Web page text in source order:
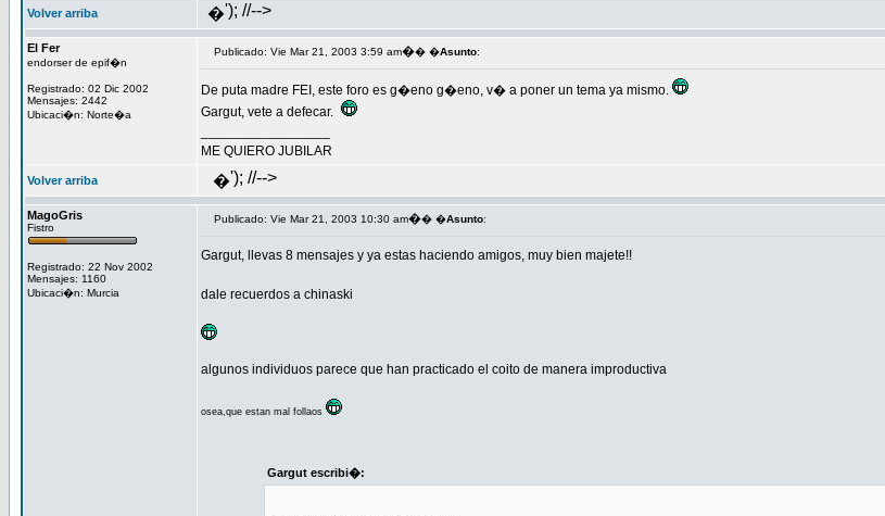
Volver arriba �'); //-->
El Fer
endorser de epif�n
Registrado: 02 Dic 2002
Mensajes: 2442
Ubicaci�n: Norte�a
Publicado: Vie Mar 21, 2003 3:59 am�� �Asunto:
De puta madre FEI, este foro es g�eno g�eno, v� a poner un tema ya mismo.
Gargut, vete a defecar.
ME QUIERO JUBILAR
Volver arriba �'); //-->
MagoGris
Fistro
Registrado: 22 Nov 2002
Mensajes: 1160
Ubicaci�n: Murcia
Publicado: Vie Mar 21, 2003 10:30 am�� �Asunto:
Gargut, llevas 8 mensajes y ya estas haciendo amigos, muy bien majete!!
dale recuerdos a chinaski
algunos individuos parece que han practicado el coito de manera improductiva
osea,que estan mal follaos
Gargut escribi�: